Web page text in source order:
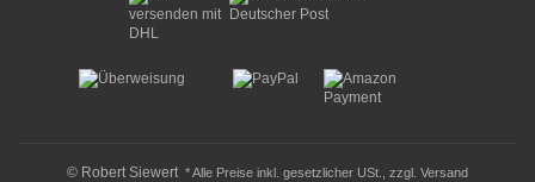
© Robert Siewert * Alle Preise inkl. gesetzlicher USt., zzgl. Versand